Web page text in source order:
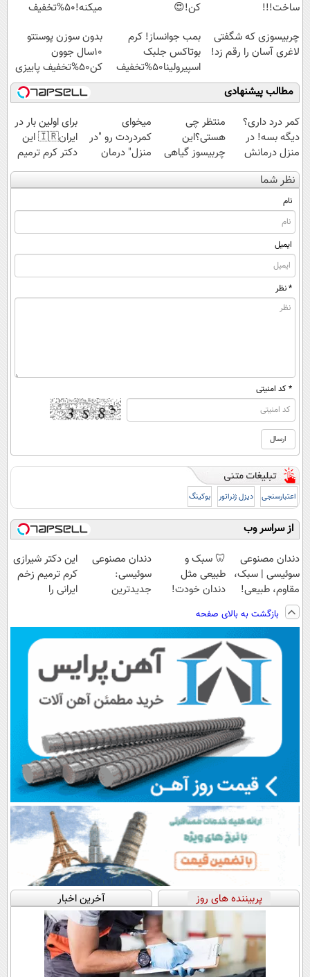
ساخت!!!
کن!😍
میکنه!50%تخفیف
چربیسوزی که شگفتی
لاغری آسان را رقم زد!
بمب جوانساز! کرم
بوتاکس جلبک
اسپیرولینا50%تخفیف
بدون سوزن پوستتو
10سال جوون
کن50%تخفیف پاییزی
مطالب پیشنهادی
کمر درد داری؟
دیگه بسه! در
منزل درمانش
کن
(◀پرسش‌نامه)
منتظر چی
هستی؟این
چربیسوز گیاهی
رو با تخفیف بخر
و مثل آب
میخوای
کمردردت رو "در
منزل" درمان
کنی؟ (◂فیلم +
◂پرسش‌نامه)
برای اولین بار در
ایران🇮🇷 این
دکتر کرم ترمیم
کننده 23 روزه
ساخت!
نظر شما
نام
ایمیل
* نظر
* کد امنیتی
اعتبارسنجی دیزل ژنراتور بوکینگ
از سراسر وب
دندان مصنوعی
سوئیسی | سبک،
مقاوم، طبیعی!
ویزیت
رایگان+پرداخت
اقساطی😍
🦷 سبک و
طبیعی مثل
دندان خودت!
پرداخت اقساطی
💳 📍 تهران
دندان مصنوعی
سوئیسی:
جدیدترین
پرداخت قسطی
این دکتر شیرازی
کرم ترمیم زخم
ایرانی را
بازگشت به بالای صفحه
پربیننده های روز آخرین اخبار